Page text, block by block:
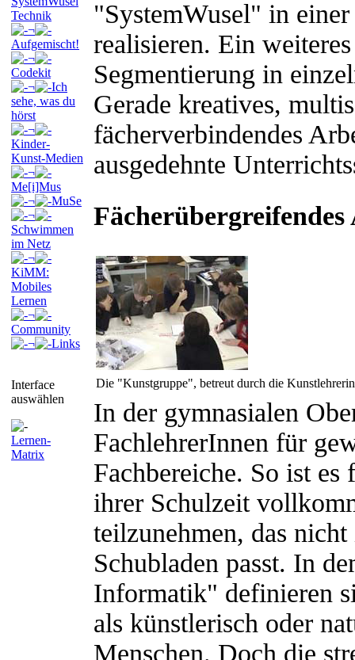
Technik
¬
Aufgemischt!
¬
Codekit
¬
Ich
sehe, was du
hörst
¬
Kinder-
Kunst-Medien
¬
Me[i]Mus
¬
MuSe
¬
Schwimmen
im Netz
¬
KiMM:
Mobiles
Lernen
¬
Community
¬
Links
Interface
auswählen
Lernen-
Matrix
"SystemWusel" in
realisieren. Ein
Segmentierung in
Gerade kreatives,
fächerverbindendes
ausgedehnte
Die "Kunstgruppe", betreut durch die Kunstlehrerin
In der gymnasialen
FachlehrerInnen für
Fachbereiche. So ist
ihrer Schulzeit
teilzunehmen, das
Schubladen passt. In
Informatik" definieren
als künstlerisch oder
Menschen. Doch die